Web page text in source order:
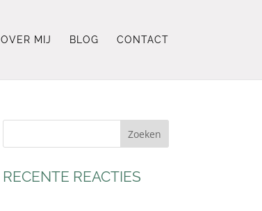
OVER MIJ BLOG CONTACT
RECENTE REACTIES